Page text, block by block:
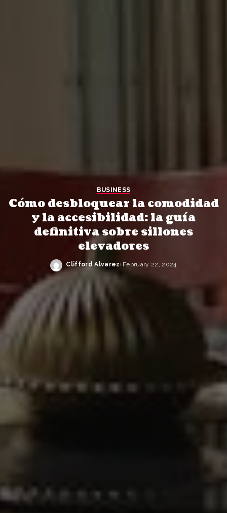
BUSINESS
Cómo desbloquear la comodidad
y la accesibilidad: la guía
definitiva sobre sillones
elevadores
Posted
Clifford Alvarez February 22, 2024